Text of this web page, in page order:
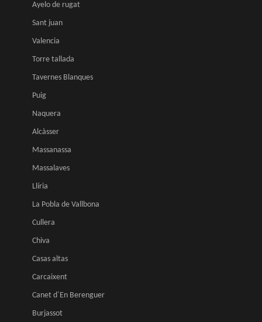
Ayelo de rugat
Sant juan
Valencia
Torre tallada
Tavernes Blanques
Puig
Naquera
Alcàsser
Massanassa
Massalaves
Llíria
La Pobla de Vallbona
Cullera
Chiva
Casas altas
Carcaixent
Canet d´En Berenguer
Burjassot